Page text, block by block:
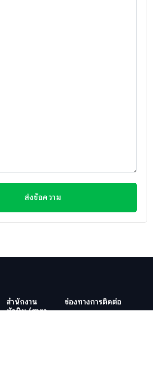
ส่งข้อความ
สำนักงาน
หัวหิน (สาขา
ช่องทางการติดต่อ